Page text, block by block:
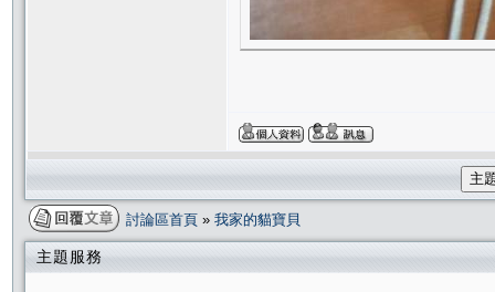
主
討論區首頁 » 我家的貓寶貝
主題服務